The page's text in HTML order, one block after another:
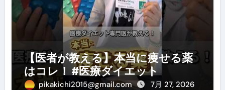
【医者が教える】本当に痩せる薬
はコレ！ #医療ダイエット
pikakichi2015@gmail.com 7月 27, 2026